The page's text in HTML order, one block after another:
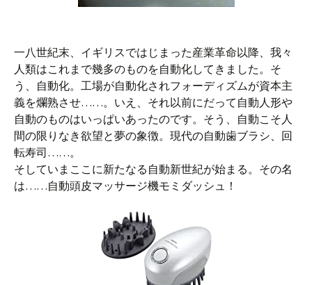
一八世紀末、イギリスではじまった産業革命以降、我々
人類はこれまで幾多のものを自動化してきました。そ
う、自動化。工場が自動化されフォーディズムが資本主
義を爛熟させ……。いえ、それ以前にだって自動人形や
自動のものはいっぱいあったのです。そう、自動こそ人
間の限りなき欲望と夢の象徴。現代の自動歯ブラシ、回
転寿司……。
そしていまここに新たなる自動新世紀が始まる。その名
は……自動頭皮マッサージ機モミダッシュ！